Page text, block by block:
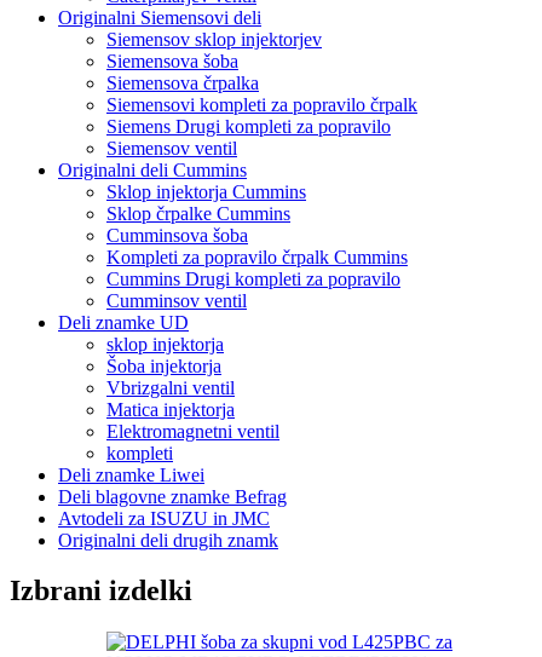
Originalni Siemensovi deli
Siemensov sklop injektorjev
Siemensova šoba
Siemensova črpalka
Siemensovi kompleti za popravilo črpalk
Siemens Drugi kompleti za popravilo
Siemensov ventil
Originalni deli Cummins
Sklop injektorja Cummins
Sklop črpalke Cummins
Cumminsova šoba
Kompleti za popravilo črpalk Cummins
Cummins Drugi kompleti za popravilo
Cumminsov ventil
Deli znamke UD
sklop injektorja
Šoba injektorja
Vbrizgalni ventil
Matica injektorja
Elektromagnetni ventil
kompleti
Deli znamke Liwei
Deli blagovne znamke Befrag
Avtodeli za ISUZU in JMC
Originalni deli drugih znamk
Izbrani izdelki